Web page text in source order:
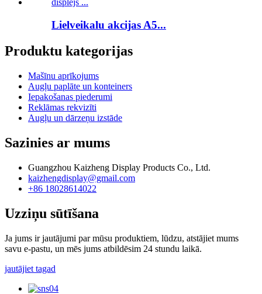
Lielveikalu akcijas A5...
Produktu kategorijas
Mašīnu aprīkojums
Augļu paplāte un konteiners
Iepakošanas piederumi
Reklāmas rekvizīti
Augļu un dārzeņu izstāde
Sazinies ar mums
Guangzhou Kaizheng Display Products Co., Ltd.
kaizhengdisplay@gmail.com
+86 18028614022
Uzziņu sūtīšana
Ja jums ir jautājumi par mūsu produktiem, lūdzu, atstājiet mums
savu e-pastu, un mēs jums atbildēsim 24 stundu laikā.
jautājiet tagad